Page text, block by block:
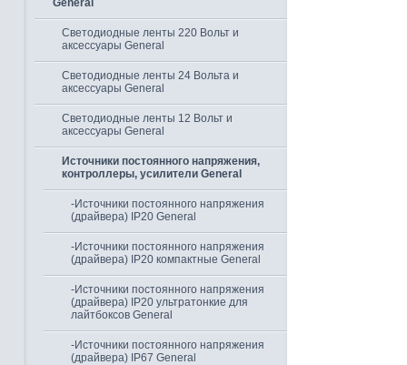
General
Светодиодные ленты 220 Вольт и
аксессуары General
Светодиодные ленты 24 Вольта и
аксессуары General
Светодиодные ленты 12 Вольт и
аксессуары General
Источники постоянного напряжения,
контроллеры, усилители General
-Источники постоянного напряжения
(драйвера) IP20 General
-Источники постоянного напряжения
(драйвера) IP20 компактные General
-Источники постоянного напряжения
(драйвера) IP20 ультратонкие для
лайтбоксов General
-Источники постоянного напряжения
(драйвера) IP67 General